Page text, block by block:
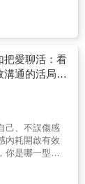
的人約會。🚫
的是，不要墜
開始使用交友
媽媽，也不是
」。但在相遇
了一條又一
的汪洋浮
一段婚姻帶
途上，茉莉反
對你來說到底
係開啟的諮
後，才能收
師 EFT情緒
媽從來不說謊
跟拔是開放式
正處變聲期
前踏入開放
、照料家
主婦生活
偶然在酒吧認
現麥特的邀約
危機，史都的
以外你想要的
姻的旅程，
把愛聊活：看
溝通的活局對
己、不誤傷感
內耗開啟有效
是哪一型溝
。本書將帶